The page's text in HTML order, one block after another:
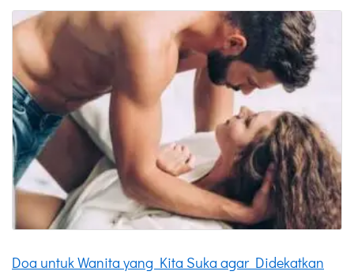
Doa untuk Wanita yang Kita Suka agar Didekatkan